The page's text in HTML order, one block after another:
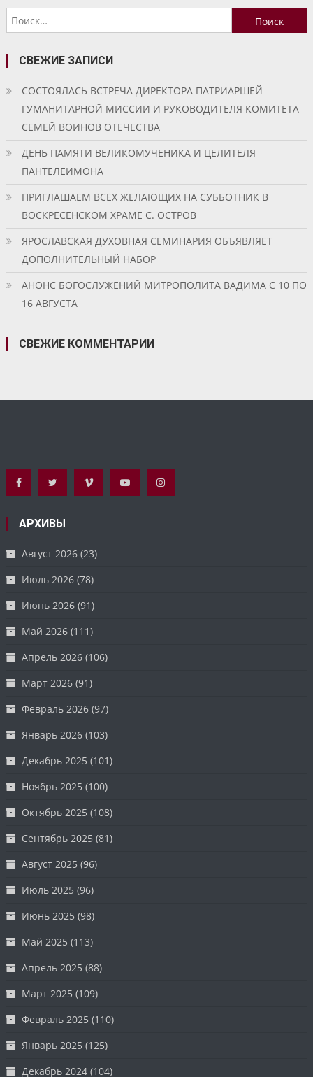
Найти:
СВЕЖИЕ ЗАПИСИ
СОСТОЯЛАСЬ ВСТРЕЧА ДИРЕКТОРА ПАТРИАРШЕЙ
ГУМАНИТАРНОЙ МИССИИ И РУКОВОДИТЕЛЯ КОМИТЕТА
СЕМЕЙ ВОИНОВ ОТЕЧЕСТВА
ДЕНЬ ПАМЯТИ ВЕЛИКОМУЧЕНИКА И ЦЕЛИТЕЛЯ
ПАНТЕЛЕИМОНА
ПРИГЛАШАЕМ ВСЕХ ЖЕЛАЮЩИХ НА СУББОТНИК В
ВОСКРЕСЕНСКОМ ХРАМЕ С. ОСТРОВ
ЯРОСЛАВСКАЯ ДУХОВНАЯ СЕМИНАРИЯ ОБЪЯВЛЯЕТ
ДОПОЛНИТЕЛЬНЫЙ НАБОР
АНОНС БОГОСЛУЖЕНИЙ МИТРОПОЛИТА ВАДИМА С 10 ПО
16 АВГУСТА
СВЕЖИЕ КОММЕНТАРИИ
АРХИВЫ
Август 2026 (23)
Июль 2026 (78)
Июнь 2026 (91)
Май 2026 (111)
Апрель 2026 (106)
Март 2026 (91)
Февраль 2026 (97)
Январь 2026 (103)
Декабрь 2025 (101)
Ноябрь 2025 (100)
Октябрь 2025 (108)
Сентябрь 2025 (81)
Август 2025 (96)
Июль 2025 (96)
Июнь 2025 (98)
Май 2025 (113)
Апрель 2025 (88)
Март 2025 (109)
Февраль 2025 (110)
Январь 2025 (125)
Декабрь 2024 (104)